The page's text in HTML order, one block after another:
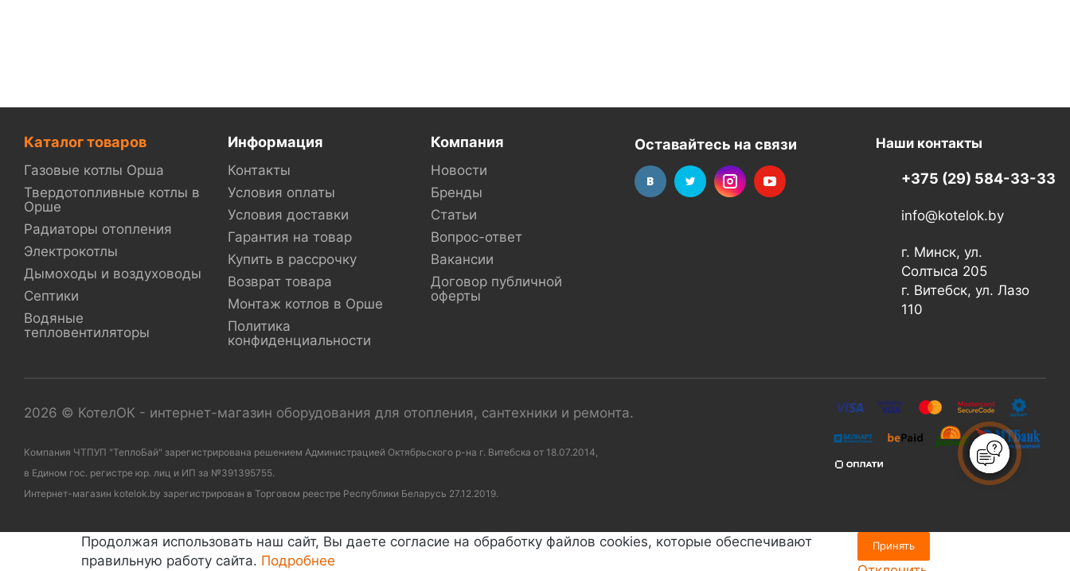
Каталог товаров
Газовые котлы Орша
Твердотопливные котлы в
Орше
Радиаторы отопления
Электрокотлы
Дымоходы и воздуховоды
Септики
Водяные
тепловентиляторы
Информация
Контакты
Условия оплаты
Условия доставки
Гарантия на товар
Купить в рассрочку
Возврат товара
Монтаж котлов в Орше
Политика
конфиденциальности
Компания
Новости
Бренды
Статьи
Вопрос-ответ
Вакансии
Договор публичной
оферты
Оставайтесь на связи Наши контакты
+375 (29) 584-33-33
info@kotelok.by
г. Минск, ул.
Солтыса 205
г. Витебск, ул. Лазо
110
2026 © КотелОК - интернет-магазин оборудования для отопления, сантехники и ремонта.
Компания ЧТПУП "ТеплоБай" зарегистрирована решением Администрацией Октябрьского р-на г. Витебска от 18.07.2014,
в Едином гос. регистре юр. лиц и ИП за №391395755.
Интернет-магазин kotelok.by зарегистрирован в Торговом реестре Республики Беларусь 27.12.2019.
Продолжая использовать наш сайт, Вы даете согласие на обработку файлов cookies, которые обеспечивают
правильную работу сайта. Подробнее
Принять